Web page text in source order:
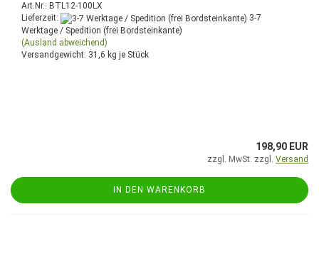
Art.Nr.: BTL12-100LX
Lieferzeit:
3-7
Werktage / Spedition (frei Bordsteinkante)
(Ausland abweichend)
Versandgewicht: 31,6 kg je Stück
198,90 EUR
zzgl. MwSt. zzgl. Versand
IN DEN WARENKORB